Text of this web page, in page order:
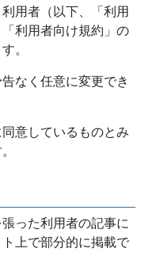
用者（以下、「利用
利用者向け規約」の
。
なく任意に変更でき
意しているものとみ
った利用者の記事に
上で部分的に掲載で